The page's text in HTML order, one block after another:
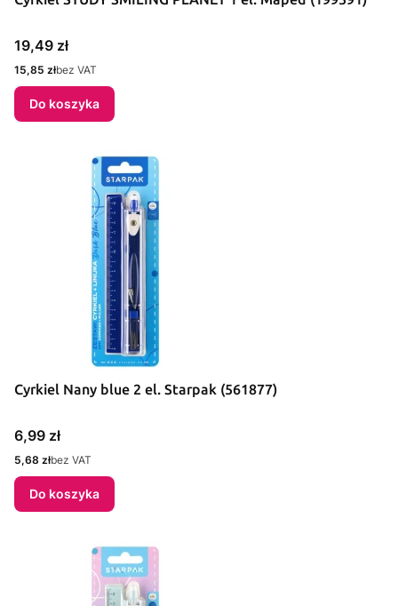
Cena
19,49 zł
Cena
15,85 złbez VAT
Do koszyka
Cyrkiel Nany blue 2 el. Starpak (561877)
Cena
6,99 zł
Cena
5,68 złbez VAT
Do koszyka